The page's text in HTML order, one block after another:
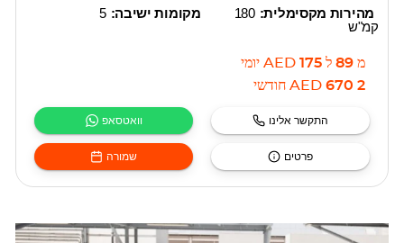
מקומות ישיבה: 5
מהירות מקסימלית: 180
קמ"ש
מ 89 ל 175
AED יומי
2 670
AED חודשי
וואטסאפ התקשר אלינו
שמורה פרטים